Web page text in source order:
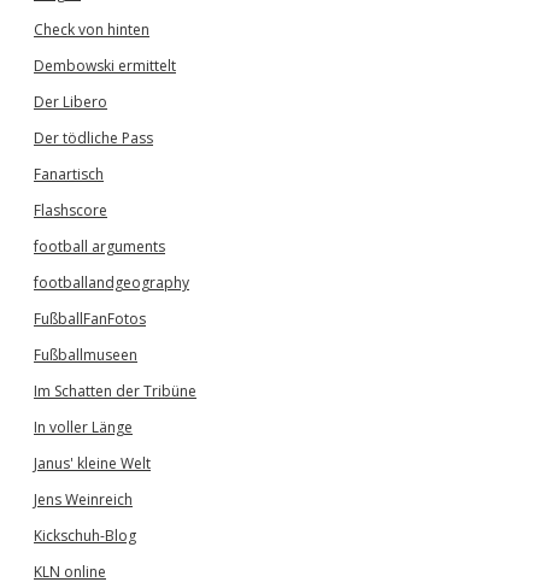
Check von hinten
Dembowski ermittelt
Der Libero
Der tödliche Pass
Fanartisch
Flashscore
football arguments
footballandgeography
FußballFanFotos
Fußballmuseen
Im Schatten der Tribüne
In voller Länge
Janus' kleine Welt
Jens Weinreich
Kickschuh-Blog
KLN online